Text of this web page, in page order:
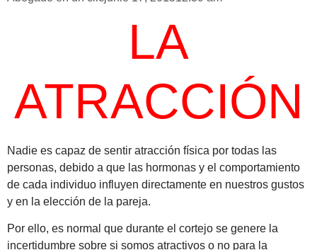
LA
ATRACCIÓN
Nadie es capaz de sentir atracción física por todas las
personas, debido a que las hormonas y el comportamiento
de cada individuo influyen directamente en nuestros gustos
y en la elección de la pareja.
Por ello, es normal que durante el cortejo se genere la
incertidumbre sobre si somos atractivos o no para la